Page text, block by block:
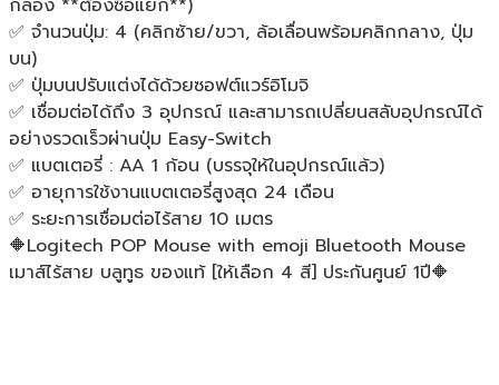
กล่อง **ต้องซื้อแยก**)
✅ จำนวนปุ่ม: 4 (คลิกซ้าย/ขวา, ล้อเลื่อนพร้อมคลิกกลาง, ปุ่ม
บน)
✅ ปุ่มบนปรับแต่งได้ด้วยซอฟต์แวร์อิโมจิ
✅ เชื่อมต่อได้ถึง 3 อุปกรณ์ และสามารถเปลี่ยนสลับอุปกรณ์ได้
อย่างรวดเร็วผ่านปุ่ม Easy-Switch
✅ แบตเตอรี่ : AA 1 ก้อน (บรรจุให้ในอุปกรณ์แล้ว)
✅ อายุการใช้งานแบตเตอรี่สูงสุด 24 เดือน
✅ ระยะการเชื่อมต่อไร้สาย 10 เมตร
🔶Logitech POP Mouse with emoji Bluetooth Mouse
เมาส์ไร้สาย บลูทูธ ของแท้ [ให้เลือก 4 สี] ประกันศูนย์ 1ปี🔶